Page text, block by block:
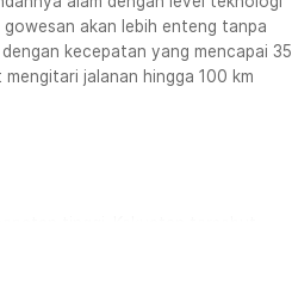
akan lebih enteng tanpa
kecepatan yang mencapai 35
jalanan hingga 100 km
35 km per jam dengan jarak
menempuh jarak hingga 100 km.